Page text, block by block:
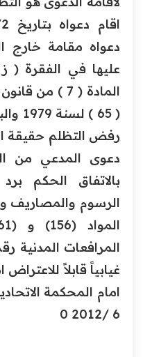
دعواه مقامة خارج
عليها في الفقرة (
المادة ( 7 )
( 65
رفض التظلم حقيقة
دعوى المدعي من
بالاتفاق الحكم
الرسوم والمصاريف
غيابياً قابلاً
6 /2012 0